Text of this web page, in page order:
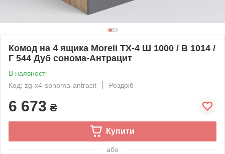
Комод на 4 ящика Moreli TX-4 Ш 1000 / В 1014 /
Г 544 Дуб сонома-Антрацит
В наявності
Код: zg-x4-sonoma-antracit
Роздріб
6 673 ₴
Купити
або